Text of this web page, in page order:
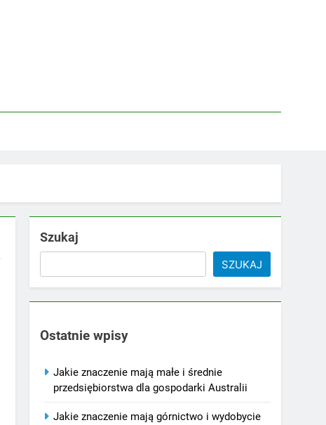
Szukaj
SZUKAJ
Ostatnie wpisy
Jakie znaczenie mają małe i średnie
przedsiębiorstwa dla gospodarki Australii
Jakie znaczenie mają górnictwo i wydobycie